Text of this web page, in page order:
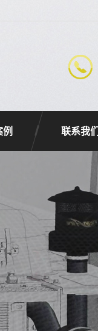
例 联系我